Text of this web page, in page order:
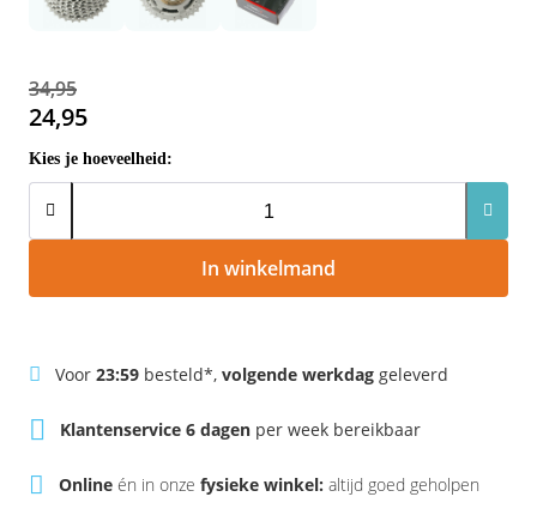
Rivel
Sparta
Union
Vogue
Phylion
Qwic
Stella
Urban Arrow
VanMoof
Victesse
34,95
24,95
Kies je hoeveelheid:
In winkelmand
Voor 23:59 besteld*, volgende werkdag geleverd
Klantenservice 6 dagen per week bereikbaar
Online én in onze fysieke winkel: altijd goed geholpen